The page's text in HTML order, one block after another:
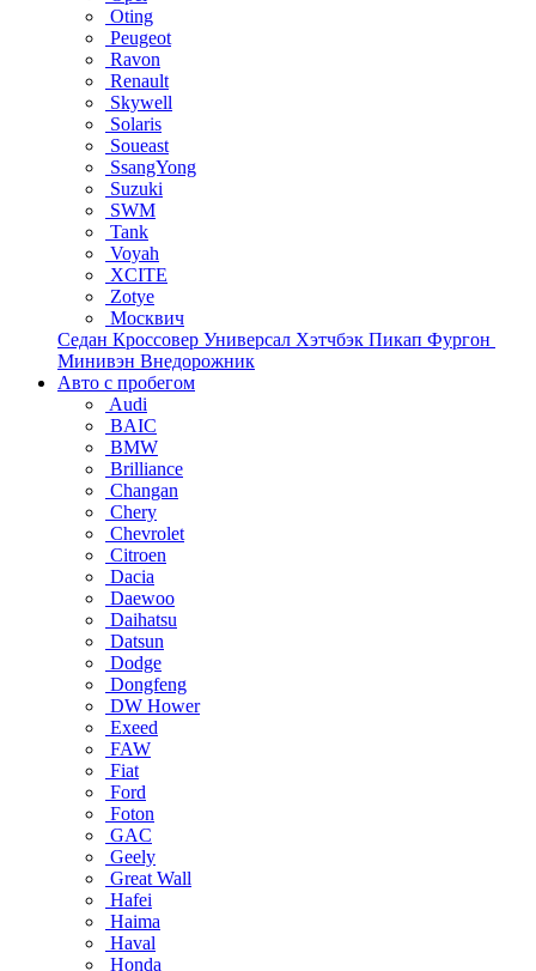
Oting
Peugeot
Ravon
Renault
Skywell
Solaris
Soueast
SsangYong
Suzuki
SWM
Tank
Voyah
XCITE
Zotye
Москвич
Седан Кроссовер Универсал Хэтчбэк Пикап Фургон
Минивэн Внедорожник
Авто с пробегом
Audi
BAIC
BMW
Brilliance
Changan
Chery
Chevrolet
Citroen
Dacia
Daewoo
Daihatsu
Datsun
Dodge
Dongfeng
DW Hower
Exeed
FAW
Fiat
Ford
Foton
GAC
Geely
Great Wall
Hafei
Haima
Haval
Honda